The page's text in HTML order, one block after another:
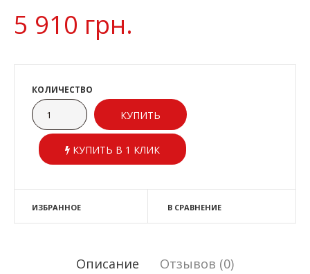
5 910 грн.
КОЛИЧЕСТВО
КУПИТЬ В 1 КЛИК
ИЗБРАННОЕ В СРАВНЕНИЕ
Описание Отзывов (0)